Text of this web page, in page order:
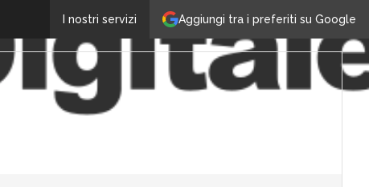
Aggiungi tra i preferiti su Google
I nostri servizi